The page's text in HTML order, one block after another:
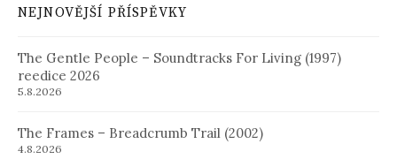
NEJNOVĚJŠÍ PŘÍSPĚVKY
The Gentle People – Soundtracks For Living (1997)
reedice 2026
5.8.2026
The Frames – Breadcrumb Trail (2002)
4.8.2026